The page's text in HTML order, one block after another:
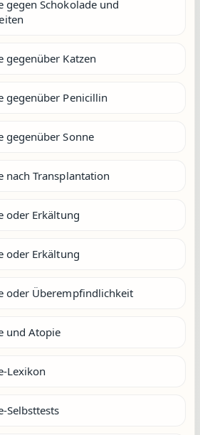
gegen Schokolade und
gegenüber Katzen
gegenüber Penicillin
gegenüber Sonne
nach Transplantation
oder Erkältung
oder Erkältung
oder Überempfindlichkeit
und Atopie
Lexikon
Selbsttests